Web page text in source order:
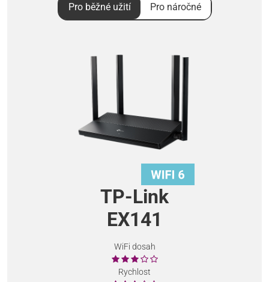
Pro běžné užití Pro náročné
TP-Link
EX141
WiFi dosah
Rychlost